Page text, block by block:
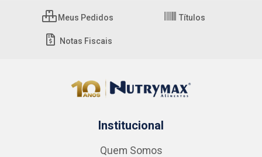
Meus Pedidos Títulos
Notas Fiscais
Institucional
Quem Somos